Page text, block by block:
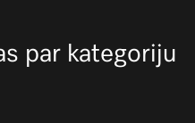
par kategoriju